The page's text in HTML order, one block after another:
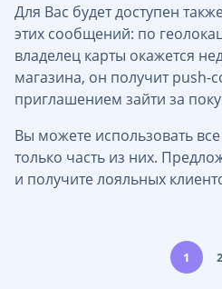
Для Вас будет доступен
этих сообщений: по
владелец карты окажется
магазина, он получит push-
приглашением зайти за
Вы можете использовать
только часть из них.
и получите лояльных
1 2